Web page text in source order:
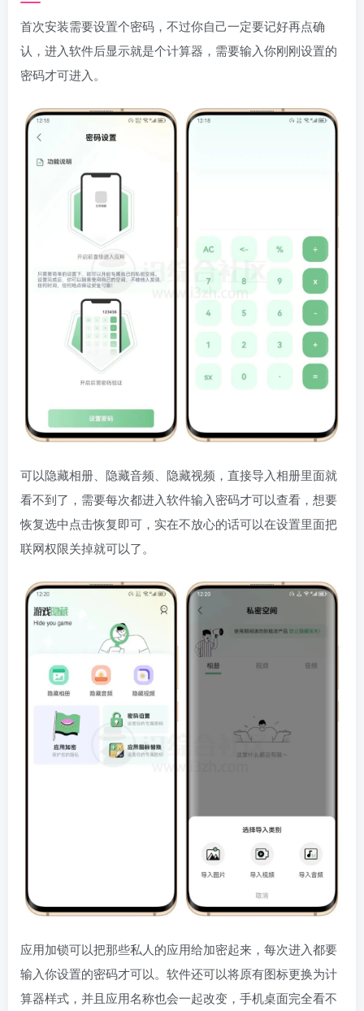
首次安装需要设置个密码，不过你自己一定要记好再点确
认，进入软件后显示就是个计算器，需要输入你刚刚设置的
密码才可进入。
可以隐藏相册、隐藏音频、隐藏视频，直接导入相册里面就
看不到了，需要每次都进入软件输入密码才可以查看，想要
恢复选中点击恢复即可，实在不放心的话可以在设置里面把
联网权限关掉就可以了。
应用加锁可以把那些私人的应用给加密起来，每次进入都要
输入你设置的密码才可以。软件还可以将原有图标更换为计
算器样式，并且应用名称也会一起改变，手机桌面完全看不